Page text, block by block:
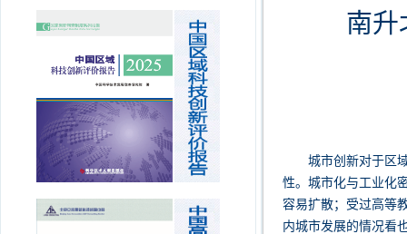
南升
城市创新对于区
性。城市化与工业化
容易扩散；受过高等
内城市发展的情况看